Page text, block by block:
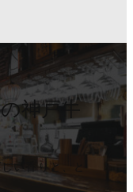
神戸牛
い香りと、と